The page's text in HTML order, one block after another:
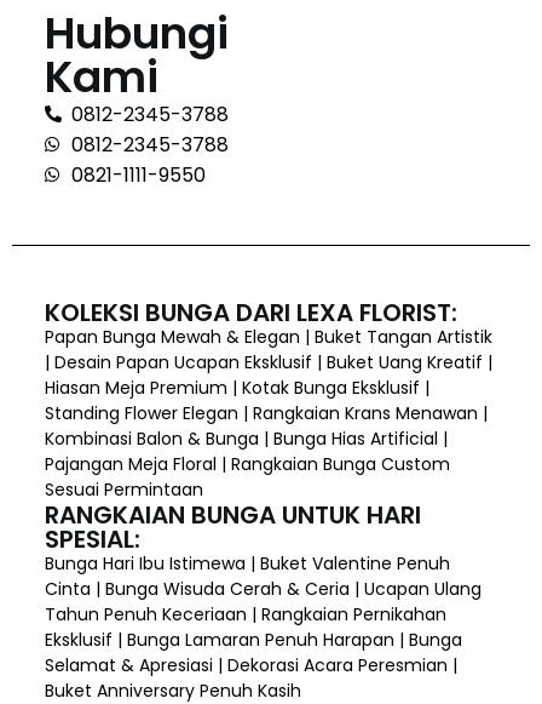
Hubungi
Kami
0812-2345-3788
0812-2345-3788
0821-1111-9550
KOLEKSI BUNGA DARI LEXA FLORIST:
Papan Bunga Mewah & Elegan | Buket Tangan Artistik
| Desain Papan Ucapan Eksklusif | Buket Uang Kreatif |
Hiasan Meja Premium | Kotak Bunga Eksklusif |
Standing Flower Elegan | Rangkaian Krans Menawan |
Kombinasi Balon & Bunga | Bunga Hias Artificial |
Pajangan Meja Floral | Rangkaian Bunga Custom
Sesuai Permintaan
RANGKAIAN BUNGA UNTUK HARI
SPESIAL:
Bunga Hari Ibu Istimewa | Buket Valentine Penuh
Cinta | Bunga Wisuda Cerah & Ceria | Ucapan Ulang
Tahun Penuh Keceriaan | Rangkaian Pernikahan
Eksklusif | Bunga Lamaran Penuh Harapan | Bunga
Selamat & Apresiasi | Dekorasi Acara Peresmian |
Buket Anniversary Penuh Kasih